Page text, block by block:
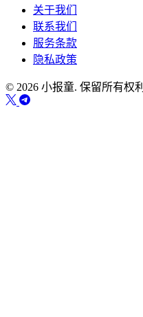
关于我们
联系我们
服务条款
隐私政策
© 2026 小报童. 保留所有权利